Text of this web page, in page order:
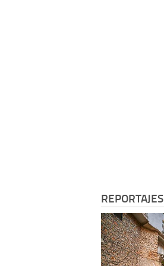
REPORTAJES